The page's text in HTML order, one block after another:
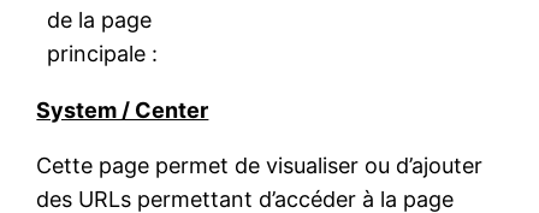
de la page
principale :
System / Center
Cette page permet de visualiser ou d’ajouter
des URLs permettant d’accéder à la page